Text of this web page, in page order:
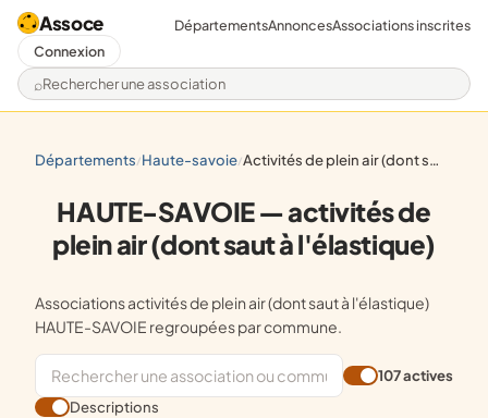
Assoce
Rechercher une association
DépartementsAnnoncesAssociations inscrites
Connexion
départements/ haute-savoie/ activités de plein air (dont saut à l'élastique)
HAUTE-SAVOIE — activités de
plein air (dont saut à l'élastique)
Associations activités de plein air (dont saut à l'élastique)
HAUTE-SAVOIE regroupées par commune.
107 actives
Descriptions